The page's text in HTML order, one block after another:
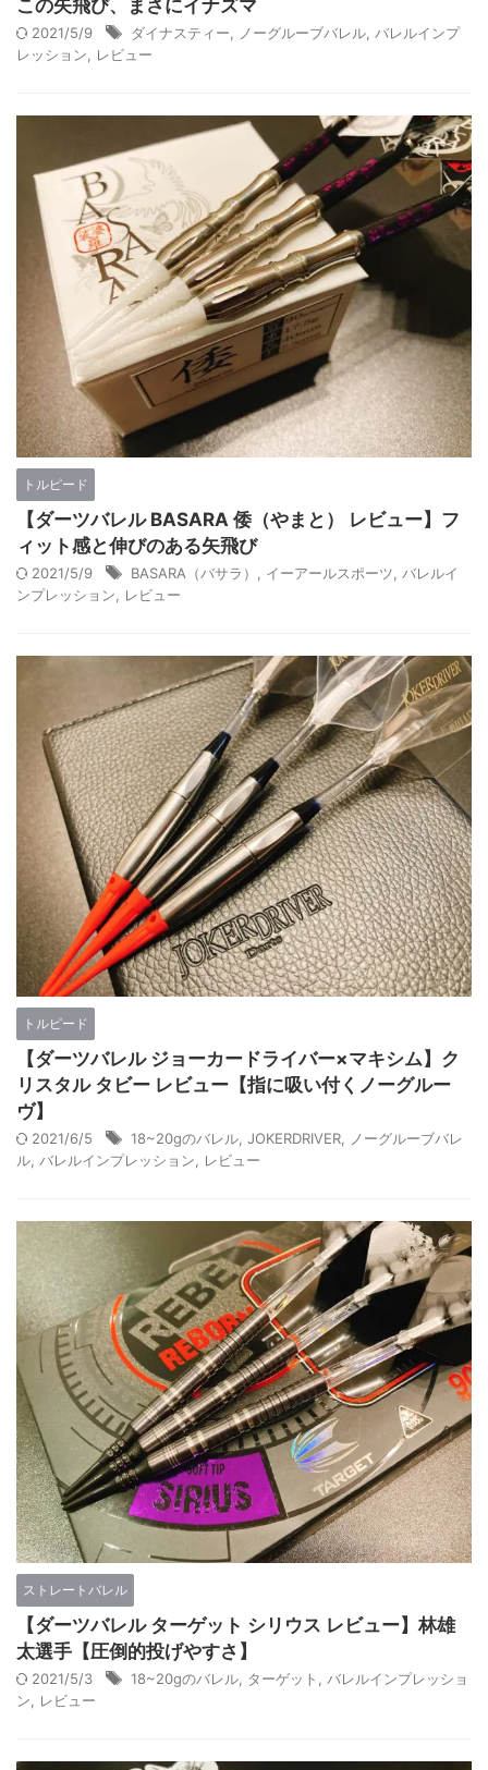
この矢飛び、まさにイナズマ
2021/5/9 ダイナスティー ノーグルーブバレル バレルインプ
レッション
レビュー
トルピード
【ダーツバレル BASARA 倭（やまと） レビュー】フ
ィット感と伸びのある矢飛び
2021/5/9 BASARA（バサラ） イーアールスポーツ
バレルイ
ンプレッション
レビュー
トルピード
【ダーツバレル ジョーカードライバー×マキシム】ク
リスタル タビー レビュー【指に吸い付くノーグルー
ヴ】
2021/6/5 18~20gのバレル JOKERDRIVER
ノーグルーブバレ
ル バレルインプレッション レビュー
ストレートバレル
【ダーツバレル ターゲット シリウス レビュー】林雄
太選手【圧倒的投げやすさ】
2021/5/3 18~20gのバレル ターゲット
バレルインプレッショ
ン
レビュー